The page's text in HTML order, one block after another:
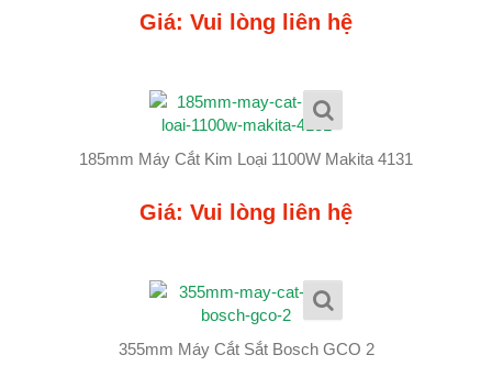
Giá: Vui lòng liên hệ
185mm Máy Cắt Kim Loại 1100W Makita 4131
Giá: Vui lòng liên hệ
355mm Máy Cắt Sắt Bosch GCO 2